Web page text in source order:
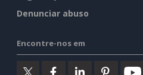
Denunciar abuso
Encontre-nos em